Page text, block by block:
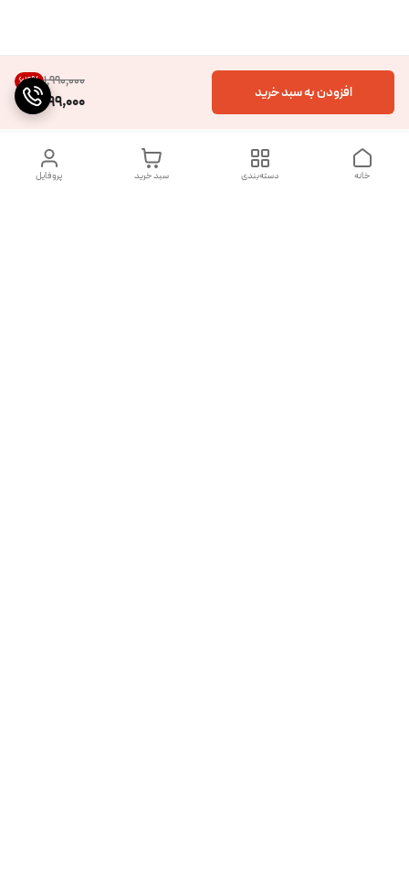
۱٬۹۹۰٬۰۰۰ 64%
699,000 افزودن به سبد خرید
پروفایل سبد خرید دسته‌بندی خانه